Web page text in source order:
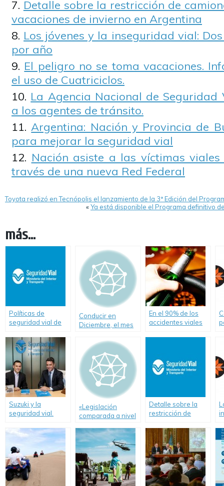
Detalle sobre la restricción de
vacaciones de invierno en Argentina
Los jóvenes y la inseguridad vial:
por año
El peligro no se toma vacaciones.
el uso de Cuatriciclos.
La Agencia Nacional de Seguridad
a los agentes de tránsito.
Argentina: Nación y Provincia de
para mejorar la seguridad vial
Nación asiste a las víctimas
través de una nueva Red Federal
Toyota realizó en Tecnópolis el lanzamiento de la 3ª Edición del
«Ya está disponible el Programa definitivo
más...
Políticas de
seguridad vial de
salvar más de 8 mil
vidas en el tránsito
y son reconocidas
en la FIT
Conducir en
Diciembre, el mes
En el 90% de los
accidentes viales
Suzuki y la
seguridad vial.
«Legislación
comparada a nivel
alcoholemia,
drogadicción y
licencias de
conducir a jóvenes
y adolescentes
Detalle sobre la
restricción de
inicio de las
vacaciones de
invierno en
Argentina